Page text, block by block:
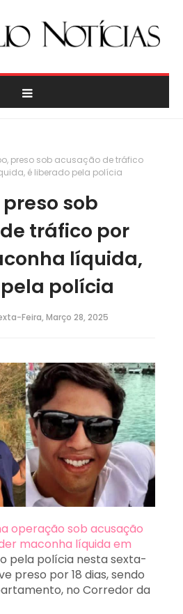
preso sob acusação de tráfico
é liberado pela polícia
sob
tráfico por
líquida,
polícia
Feira, Março 28, 2025
operação sob acusação
maconha líquida em
pela polícia nesta sexta-
preso por 18 dias, sendo
no Corredor da